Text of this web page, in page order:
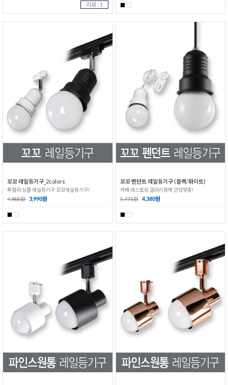
리뷰 : 1
꼬꼬 레일등기구_2colors
투컬러 심플 레일등기구 꼬꼬레일등기구!
4,988원 3,990원
꼬꼬 펜던트 레일등기구 (블랙/화이트)
카페,레스토랑,갤러리등에 안성맞춤!
5,475원 4,380원